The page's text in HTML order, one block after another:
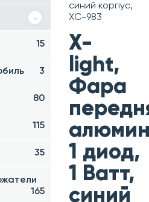
15
3
80
115
35
165
синий корпус,
XC-983
X-
light,
Фара
1 диод,
1 Ватт,
синий